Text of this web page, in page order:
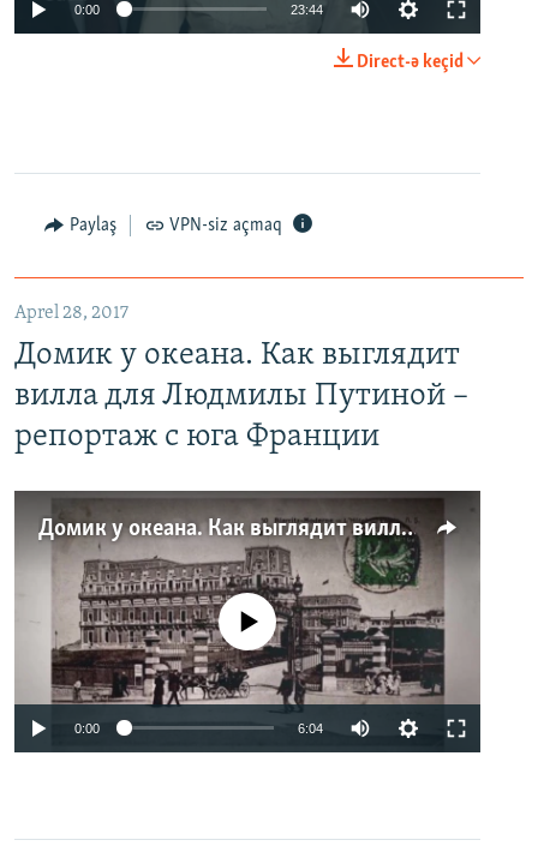
0:00 23:44
Direct-ə keçid
Paylaş VPN-siz açmaq
Aprel 28, 2017
Домик у океана. Как выглядит
вилла для Людмилы Путиной –
репортаж с юга Франции
Домик у океана. Как выглядит вилла для Людмилы Путиной – репортаж с юга Франции
No media source currently available
0:00 6:04